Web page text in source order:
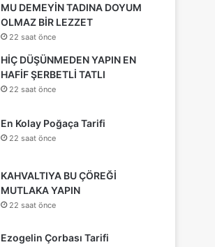
MU DEMEYİN TADINA DOYUM
OLMAZ BİR LEZZET
22 saat önce
HİÇ DÜŞÜNMEDEN YAPIN EN
HAFİF ŞERBETLİ TATLI
22 saat önce
En Kolay Poğaça Tarifi
22 saat önce
KAHVALTIYA BU ÇÖREĞİ
MUTLAKA YAPIN
22 saat önce
Ezogelin Çorbası Tarifi